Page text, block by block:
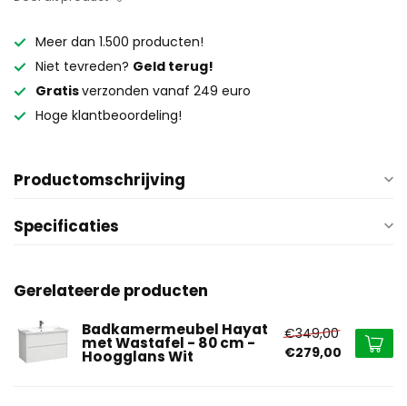
Meer dan 1.500 producten!
Niet tevreden? Geld terug!
Gratisverzonden vanaf 249 euro
Hoge klantbeoordeling!
Productomschrijving
Specificaties
Gerelateerde producten
Badkamermeubel Hayat
met Wastafel - 80 cm -
Hoogglans Wit
€349,00
€279,00